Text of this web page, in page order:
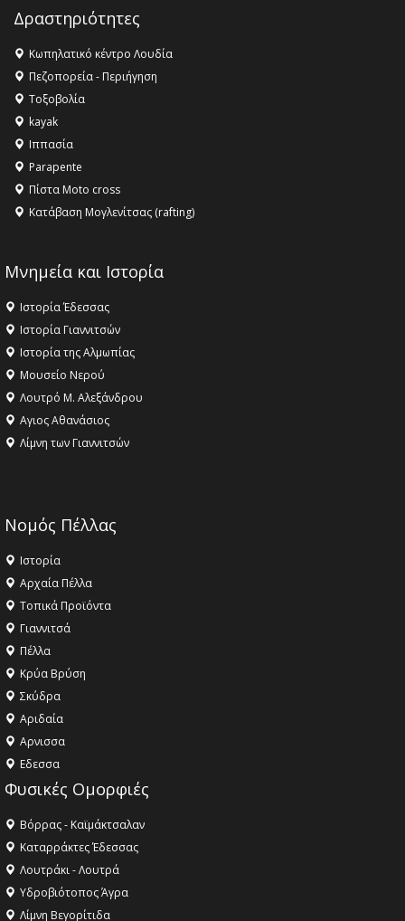
Δραστηριότητες
Κωπηλατικό κέντρο Λουδία
Πεζοπορεία - Περιήγηση
Τοξοβολία
kayak
Ιππασία
Parapente
Πίστα Moto cross
Κατάβαση Μογλενίτσας (rafting)
Μνημεία και Ιστορία
Ιστορία Έδεσσας
Ιστορία Γιαννιτσών
Ιστορία της Αλμωπίας
Μουσείο Νερού
Λουτρό Μ. Αλεξάνδρου
Αγιος Αθανάσιος
Λίμνη των Γιαννιτσών
Νομός Πέλλας
Ιστορία
Αρχαία Πέλλα
Τοπικά Προϊόντα
Γιαννιτσά
Πέλλα
Κρύα Βρύση
Σκύδρα
Αριδαία
Aρνισσα
Eδεσσα
Φυσικές Ομορφιές
Βόρρας - Καϊμάκτσαλαν
Καταρράκτες Έδεσσας
Λουτράκι - Λουτρά
Υδροβιότοπος Άγρα
Λίμνη Βεγορίτιδα